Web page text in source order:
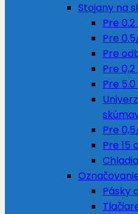
Stojany na
Pre
Pre
Pre
Pre
Pre
Pre
Pre 15
Pásky